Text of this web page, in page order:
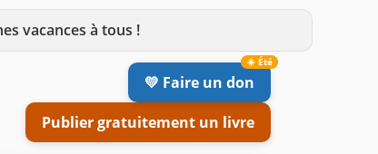
vacances à tous !
💛 Faire un don
Publier gratuitement un livre